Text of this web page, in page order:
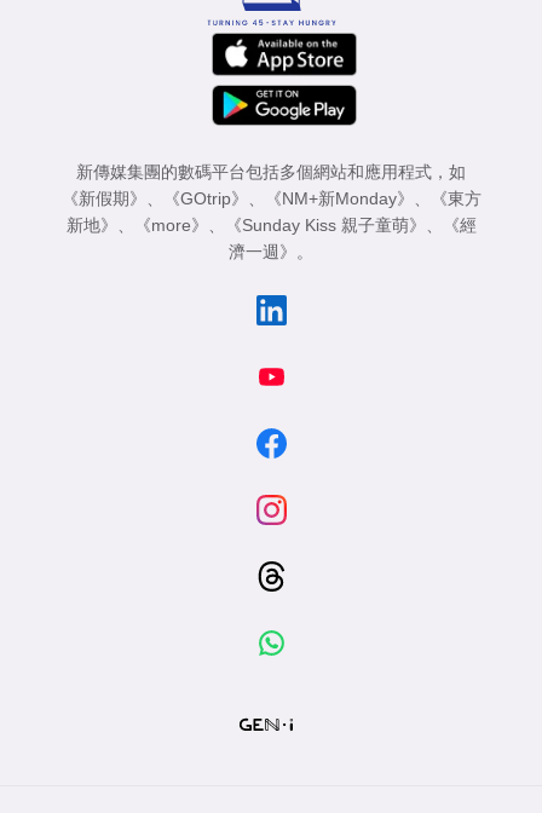
新傳媒集團的數碼平台包括多個網站和應用程式，如
《新假期》
《GOtrip》 《NM+新Monday》
《東方
新地》
《more》 《Sunday Kiss 親子童萌》
《經
濟一週》
。